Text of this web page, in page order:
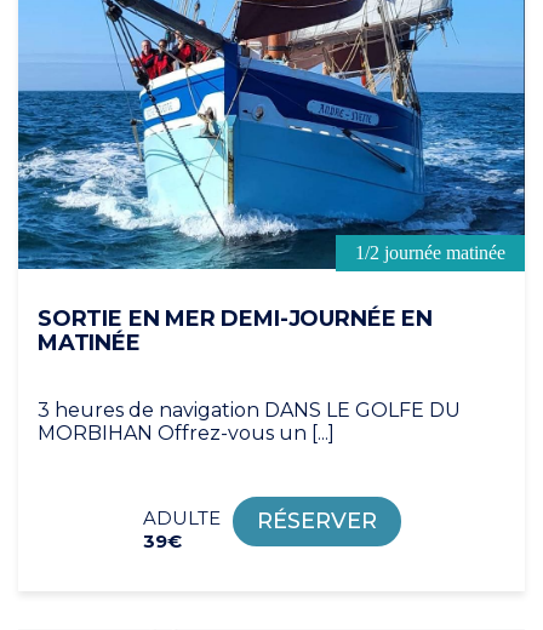
1/2 journée matinée
SORTIE EN MER DEMI-JOURNÉE EN
MATINÉE
3 heures de navigation DANS LE GOLFE DU
MORBIHAN Offrez-vous un [...]
ADULTE
39€
RÉSERVER